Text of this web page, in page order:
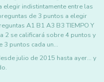
elegir indistintamente entre las
de 3 puntos a elegir
A1 B1 A3 B3 TIEMPO Y
2 se calificará sobre 4 puntos y
3 puntos cada un…
julio de 2015 hasta ayer... y